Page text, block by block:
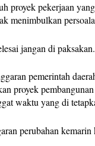
proyek pekerjaan
menimbulkan
jangan di
pemerintah
proyek
waktu yang di
perubahan kemarin